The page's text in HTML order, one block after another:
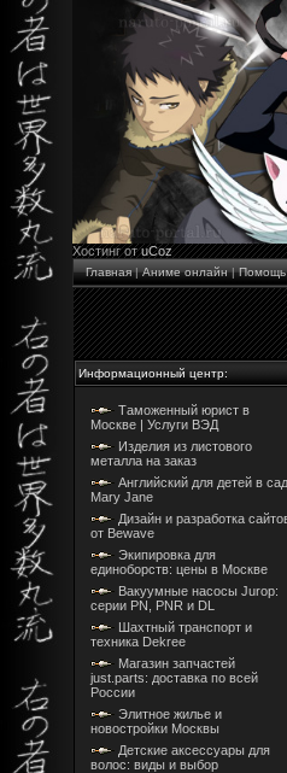
Хостинг отuCoz
Главная|Аниме онлайн|Помощь
Информационный центр:
Таможенный юрист в
Москве | Услуги ВЭД
Изделия из листового
металла на заказ
Английский для детей в
Mary Jane
Дизайн и разработка
от Bewave
Экипировка для
единоборств: цены в Москве
Вакуумные насосы Jurop:
серии PN, PNR и DL
Шахтный транспорт и
техника Dekree
Магазин запчастей
just.parts: доставка по всей
России
Элитное жилье и
новостройки Москвы
Детские аксессуары для
волос: виды и выбор